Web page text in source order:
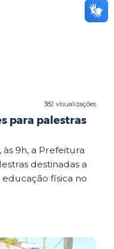
382 visualizações
para palestras
9h, a Prefeitura
destinadas a
física no